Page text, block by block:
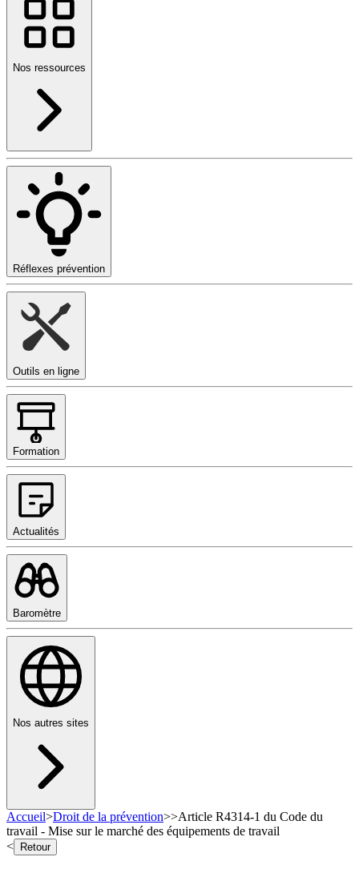
Nos ressources
Réflexes prévention
Outils en ligne
Formation
Actualités
Baromètre
Nos autres sites
Accueil>Droit de la prévention>>Article R4314-1 du Code du
travail - Mise sur le marché des équipements de travail
<
Retour